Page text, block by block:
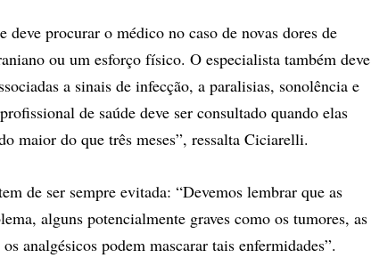
deve procurar o médico no caso de novas dores de
ou um esforço físico. O especialista também deve
a sinais de infecção, a paralisias, sonolência e
de saúde deve ser consultado quando elas
maior do que três meses”, ressalta Ciciarelli.
de ser sempre evitada: “Devemos lembrar que as
alguns potencialmente graves como os tumores, as
analgésicos podem mascarar tais enfermidades”.